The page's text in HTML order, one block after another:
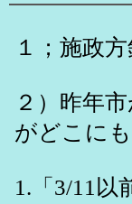
１；施政
２）昨年
がどこにも
1.「3/11以